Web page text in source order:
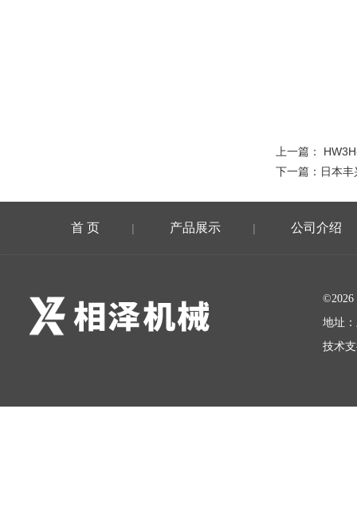
上一篇：
下一篇： 日本
首 页 | 产品展示 | 公司介绍
地址
技术